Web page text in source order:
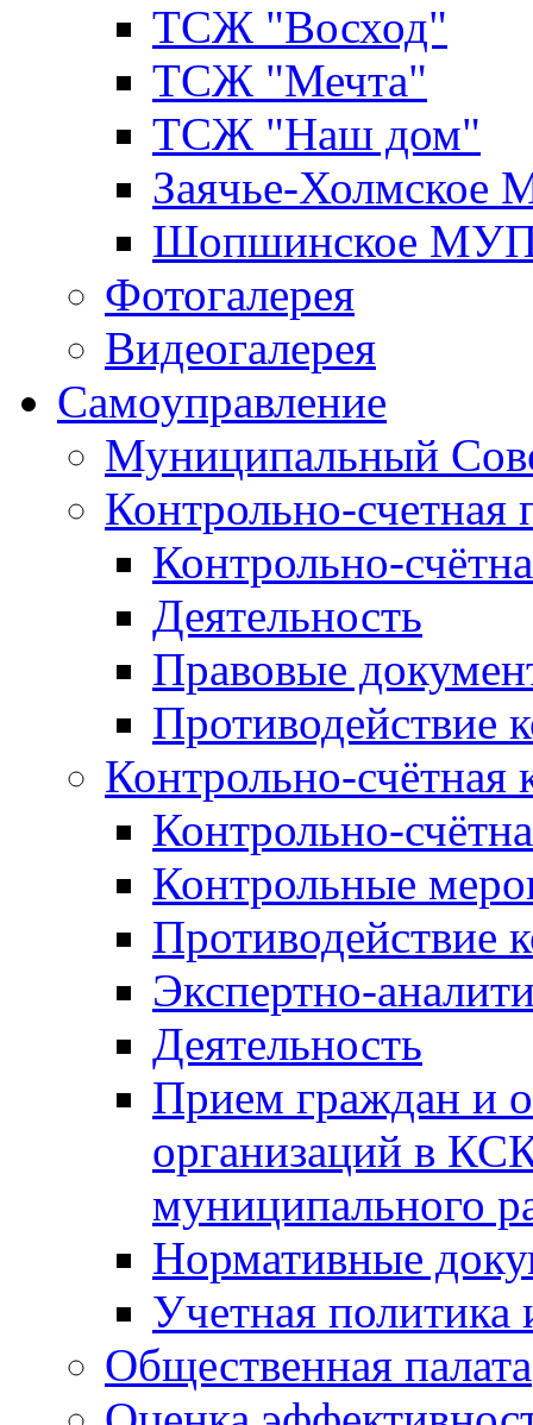
ТСЖ "Восход"
ТСЖ "Мечта"
ТСЖ "Наш дом"
Заячье-
Шопшинское
Фотогалерея
Видеогалерея
Самоуправление
Муниципальный
Контрольно-счетная
Контрольно-
Деятельность
Правовые
Противодействие
Контрольно-счётная
Контрольно-
Контрольные
Противодействие
Экспертно-
Деятельность
Прием граждан и
организаций в
муниципального
Нормативные
Учетная политика
Общественная палата